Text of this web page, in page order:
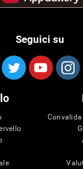
Seguici su